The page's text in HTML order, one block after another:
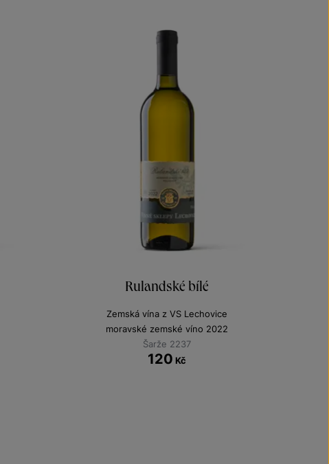
Rulandské bílé
Zemská vína z VS Lechovice
moravské zemské víno 2022
Šarže 2237
120 Kč